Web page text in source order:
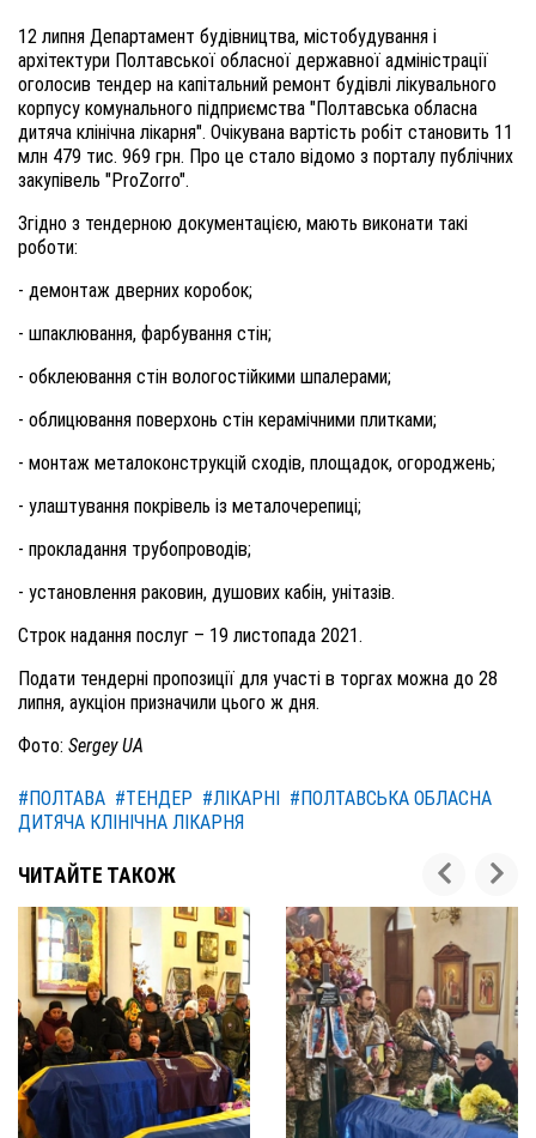
12 липня Департамент будівництва, містобудування і
архітектури Полтавської обласної державної адміністрації
оголосив тендер на капітальний ремонт будівлі лікувального
корпусу комунального підприємства "Полтавська обласна
дитяча клінічна лікарня". Очікувана вартість робіт становить 11
млн 479 тис. 969 грн. Про це стало відомо з порталу публічних
закупівель "ProZorro".
Згідно з тендерною документацією, мають виконати такі
роботи:
- демонтаж дверних коробок;
- шпаклювання, фарбування стін;
- обклеювання стін вологостійкими шпалерами;
- облицювання поверхонь стін керамічними плитками;
- монтаж металоконструкцій сходів, площадок, огороджень;
- улаштування покрівель із металочерепиці;
- прокладання трубопроводів;
- установлення раковин, душових кабін, унітазів.
Строк надання послуг – 19 листопада 2021.
Подати тендерні пропозиції для участі в торгах можна до 28
липня, аукціон призначили цього ж дня.
Фото: Sergey UA
#ПОЛТАВА #ТЕНДЕР #ЛІКАРНІ #ПОЛТАВСЬКА ОБЛАСНА
ДИТЯЧА КЛІНІЧНА ЛІКАРНЯ
ЧИТАЙТЕ ТАКОЖ